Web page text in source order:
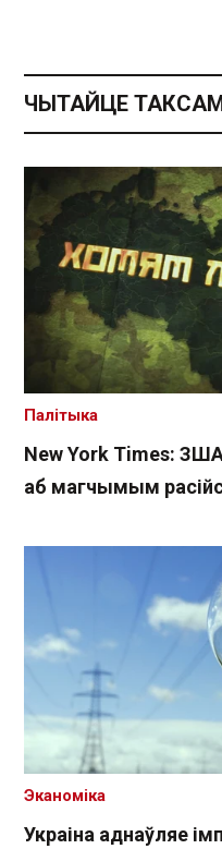
ЧЫТАЙЦЕ
New York Times: ЗША
аб магчымым
Палітыка
Украіна аднаўляе
Эканоміка